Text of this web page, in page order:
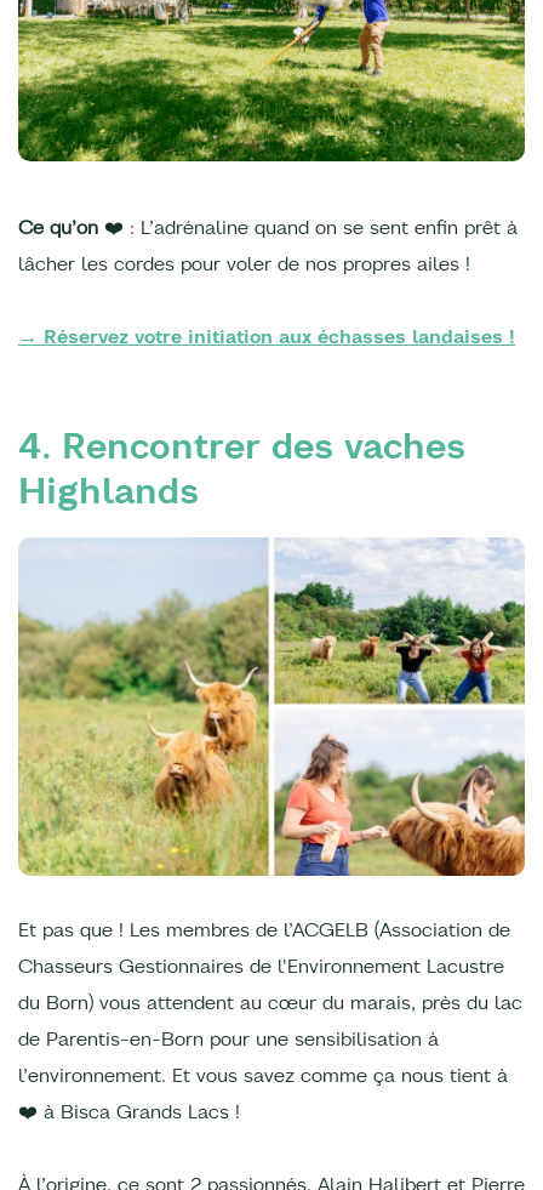
Ce qu’on ❤️ : L’adrénaline quand on se sent enfin prêt à
lâcher les cordes pour voler de nos propres ailes !
→ Réservez votre initiation aux échasses landaises !
4. Rencontrer des vaches
Highlands
Et pas que ! Les membres de l’ACGELB (Association de
Chasseurs Gestionnaires de l'Environnement Lacustre
du Born) vous attendent au cœur du marais, près du lac
de Parentis-en-Born pour une sensibilisation à
l’environnement. Et vous savez comme ça nous tient à
❤️ à Bisca Grands Lacs !
À l’origine, ce sont 2 passionnés, Alain Halibert et Pierre